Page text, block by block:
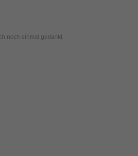
noch einmal gedankt.